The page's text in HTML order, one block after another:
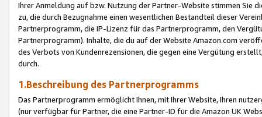
Ihrer Anmeldung auf bzw. Nutzung der Partner-Website stimmen Sie
zu, die durch Bezugnahme einen wesentlichen Bestandteil dieser
Partnerprogramm, die IP-Lizenz für das Partnerprogramm, den
Partnerprogramm). Inhalte, die du auf der Website Amazon.com
des Verbots von Kundenrezensionen, die gegen eine Vergütung
durch.
1.Beschreibung des Partnerprogramms
Das Partnerprogramm ermöglicht Ihnen, mit Ihrer Website, Ihren
(nur verfügbar für Partner, die eine Partner-ID für die Amazon UK